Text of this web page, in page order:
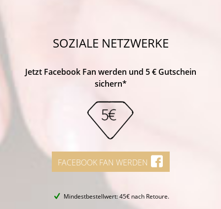
SOZIALE NETZWERKE
Jetzt Facebook Fan werden und 5 € Gutschein
sichern*
FACEBOOK FAN WERDEN
Mindestbestellwert: 45€ nach Retoure.